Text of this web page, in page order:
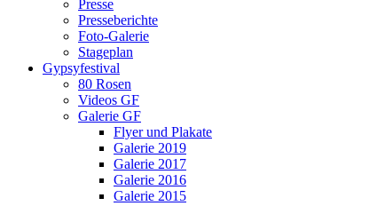
Presse
Presseberichte
Foto-Galerie
Stageplan
Gypsyfestival
80 Rosen
Videos GF
Galerie GF
Flyer und Plakate
Galerie 2019
Galerie 2017
Galerie 2016
Galerie 2015